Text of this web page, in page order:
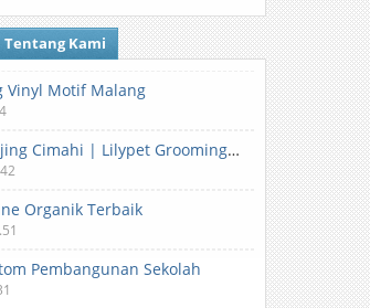
Tentang Kami
Vinyl Motif Malang
Grooming Kucing & Anjing Cimahi | Lilypet Grooming & Pet Hotel
Organik Terbaik
Pembangunan Sekolah